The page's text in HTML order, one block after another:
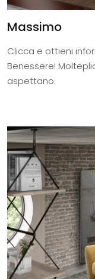
Massimo
Clicca e ottieni
Benessere!
aspettano.